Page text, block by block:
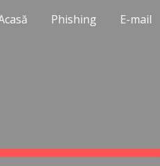
to navigationPhishing E-mail